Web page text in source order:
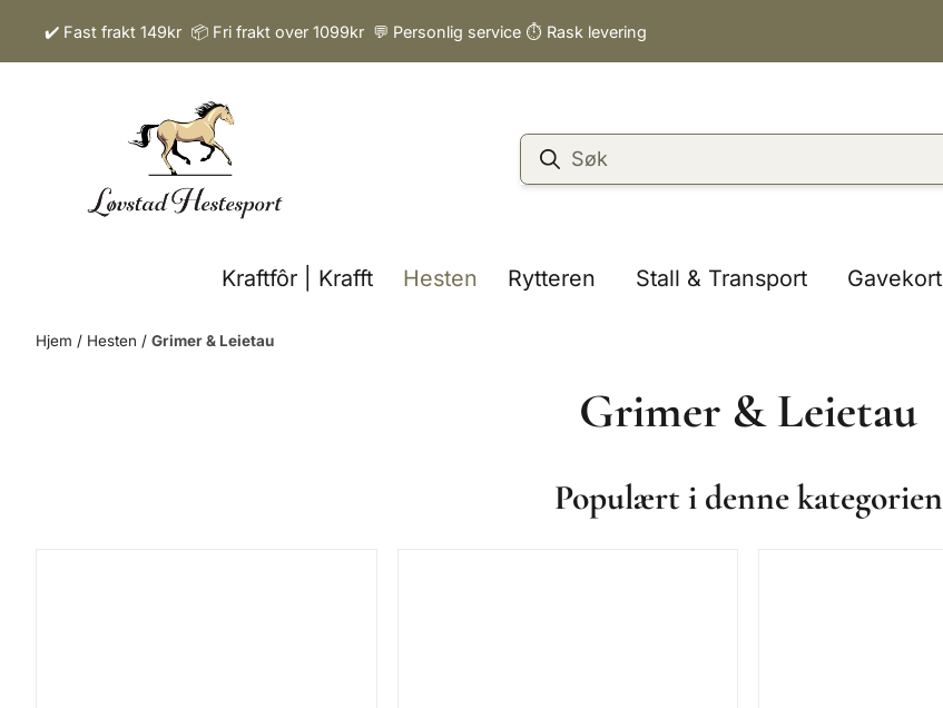
Hopp til innhold
✔️ Fast frakt 149kr 📦 Fri frakt over 1099kr 💬 Personlig service ⏱️ Rask levering
Kraftfôr | Krafft Hesten Rytteren Stall & Transport Gavekort
Hjem / Hesten / Grimer & Leietau
Grimer & Leietau
Populært i denne kategorien